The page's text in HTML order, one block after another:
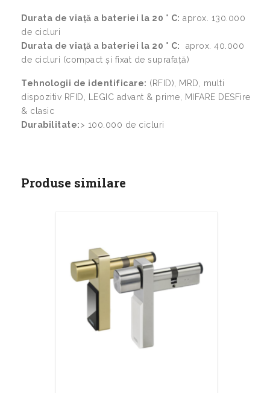
Durata de viață a bateriei la 20 ° C: aprox. 130.000
de cicluri
Durata de viață a bateriei la 20 ° C: aprox. 40.000
de cicluri (compact și fixat de suprafață)
Tehnologii de identificare: (RFID), MRD, multi
dispozitiv RFID, LEGIC advant & prime, MIFARE DESFire
& clasic
Durabilitate:> 100.000 de cicluri
Produse similare